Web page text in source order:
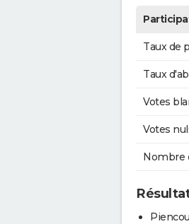
Taux de
Taux
Votes
Votes
Nombre